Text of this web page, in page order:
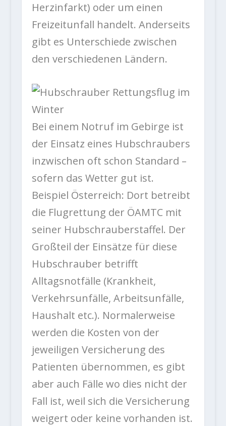
Herzinfarkt) oder um einen
Freizeitunfall handelt. Anderseits
gibt es Unterschiede zwischen
den verschiedenen Ländern.
Bei einem Notruf im Gebirge ist
der Einsatz eines Hubschraubers
inzwischen oft schon Standard –
sofern das Wetter gut ist.
Beispiel Österreich: Dort betreibt
die Flugrettung der ÖAMTC mit
seiner Hubschrauberstaffel. Der
Großteil der Einsätze für diese
Hubschrauber betrifft
Alltagsnotfälle (Krankheit,
Verkehrsunfälle, Arbeitsunfälle,
Haushalt etc.). Normalerweise
werden die Kosten von der
jeweiligen Versicherung des
Patienten übernommen, es gibt
aber auch Fälle wo dies nicht der
Fall ist, weil sich die Versicherung
weigert oder keine vorhanden ist.